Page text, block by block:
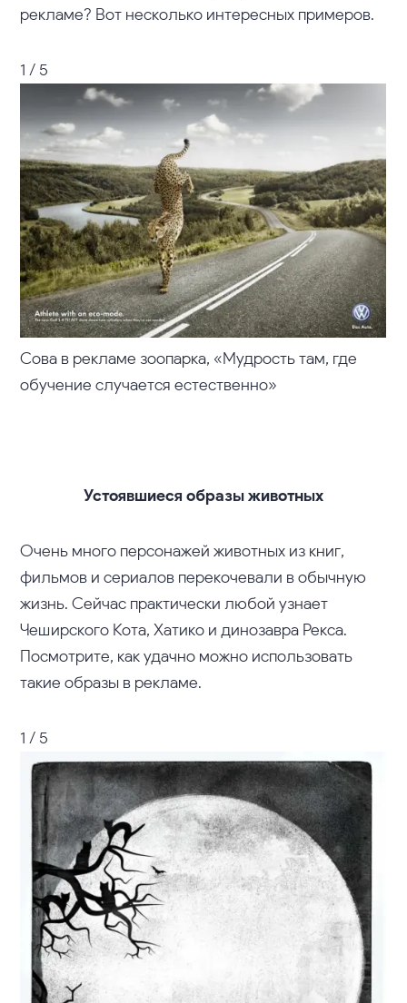
рекламе? Вот несколько интересных примеров.
1 / 5
Сова в рекламе зоопарка, «Мудрость там, где
обучение случается естественно»
Устоявшиеся образы животных
Очень много персонажей животных из книг,
фильмов и сериалов перекочевали в обычную
жизнь. Сейчас практически любой узнает
Чеширского Кота, Хатико и динозавра Рекса.
Посмотрите, как удачно можно использовать
такие образы в рекламе.
1 / 5